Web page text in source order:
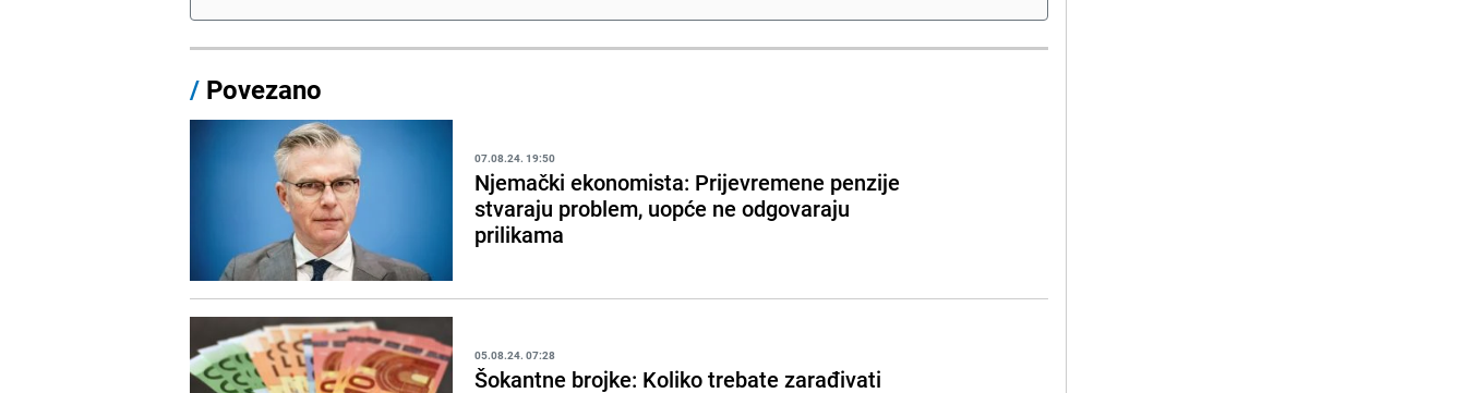
/ Povezano
07.08.24. 19:50
Njemački ekonomista: Prijevremene penzije
stvaraju problem, uopće ne odgovaraju
prilikama
05.08.24. 07:28
Šokantne brojke: Koliko trebate zarađivati